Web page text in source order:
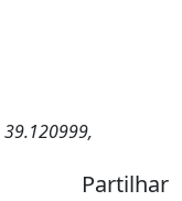
39.120999,
Partilhar